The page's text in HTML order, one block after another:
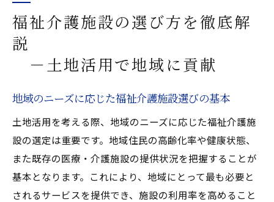
ティの役割
土地活用に必要な福祉介護施設の設置基準
福祉介護施設の選び方と土地活用の相乗効
果
土地活用を成功させるための福祉介護施設
土地活用がもたらす福祉介護施設の特長と地域
社会のニーズ
土地活用で実現する地域密着型施設の特長
地域社会のニーズに応じた施設設計のポイ
福祉介護施設の選び方を徹底解
説
－土地活用で地域に貢献
地域のニーズに応じた福祉介護施設選びの基本
土地活用を考える際、地域のニーズに応じた福祉介護施
設の選定は重要です。地域住民の高齢化率や健康状態、
また既存の医療・介護施設の提供状況を把握することが
基本となります。これにより、地域にとって最も必要と
されるサービスを提供でき、施設の利用率を高めること